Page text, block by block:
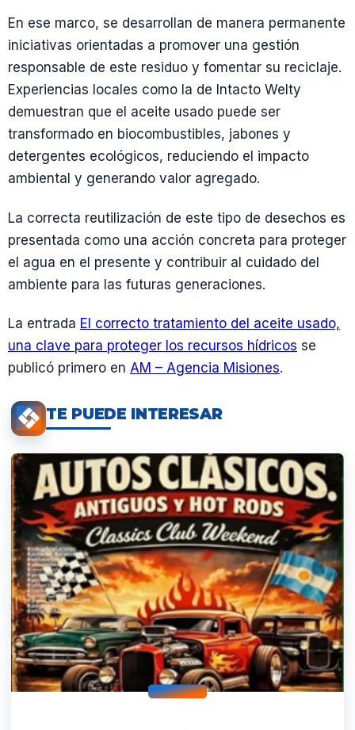
En ese marco, se desarrollan de manera permanente
iniciativas orientadas a promover una gestión
responsable de este residuo y fomentar su reciclaje.
Experiencias locales como la de Intacto Welty
demuestran que el aceite usado puede ser
transformado en biocombustibles, jabones y
detergentes ecológicos, reduciendo el impacto
ambiental y generando valor agregado.
La correcta reutilización de este tipo de desechos es
presentada como una acción concreta para proteger
el agua en el presente y contribuir al cuidado del
ambiente para las futuras generaciones.
La entrada El correcto tratamiento del aceite usado,
una clave para proteger los recursos hídricos se
publicó primero en AM – Agencia Misiones.
TE PUEDE INTERESAR